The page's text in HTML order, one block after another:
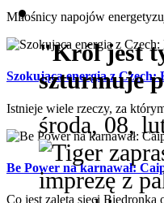
Miłośnicy napojów
Szokująca energia z Czech:
Istnieje wiele rzeczy, za
Be Power na karnawał:
Co jest zaletą sieci Biedronka
"Król jest
szturmuje
środa, 08,